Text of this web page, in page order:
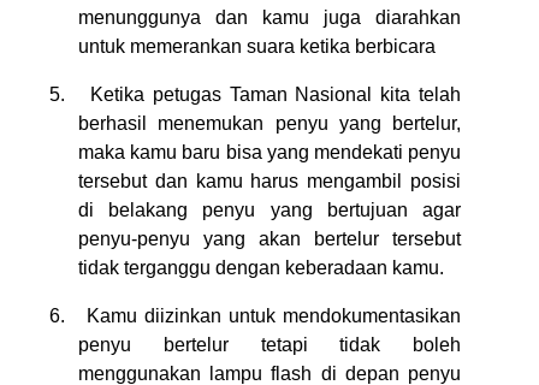
menunggunya dan kamu juga diarahkan
untuk memerankan suara ketika berbicara
5.
Ketika petugas Taman Nasional kita telah
berhasil menemukan penyu yang bertelur,
maka kamu baru bisa yang mendekati penyu
tersebut dan kamu harus mengambil posisi
di belakang penyu yang bertujuan agar
penyu-penyu yang akan bertelur tersebut
tidak terganggu dengan keberadaan kamu.
6.
Kamu diizinkan untuk mendokumentasikan
penyu bertelur tetapi tidak boleh
menggunakan lampu flash di depan penyu